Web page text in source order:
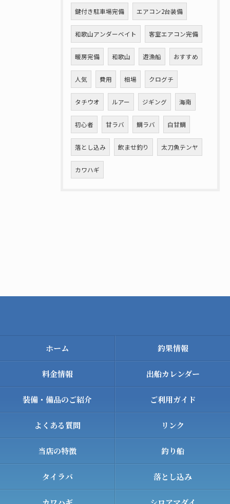
鍵付き駐車場完備 エアコン2台装備
和歌山アンダーベイト 客室エアコン完備
暖房完備 和歌山 遊漁船 おすすめ
人気 費用 相場 クログチ
タチウオ ルアー ジギング 海南
初心者 甘ラバ 鯛ラバ 白甘鯛
落とし込み 飲ませ釣り 太刀魚テンヤ
カワハギ
ホーム 釣果情報
料金情報 出船カレンダー
装備・備品のご紹介 ご利用ガイド
よくある質問 リンク
当店の特徴 釣り船
タイラバ 落とし込み